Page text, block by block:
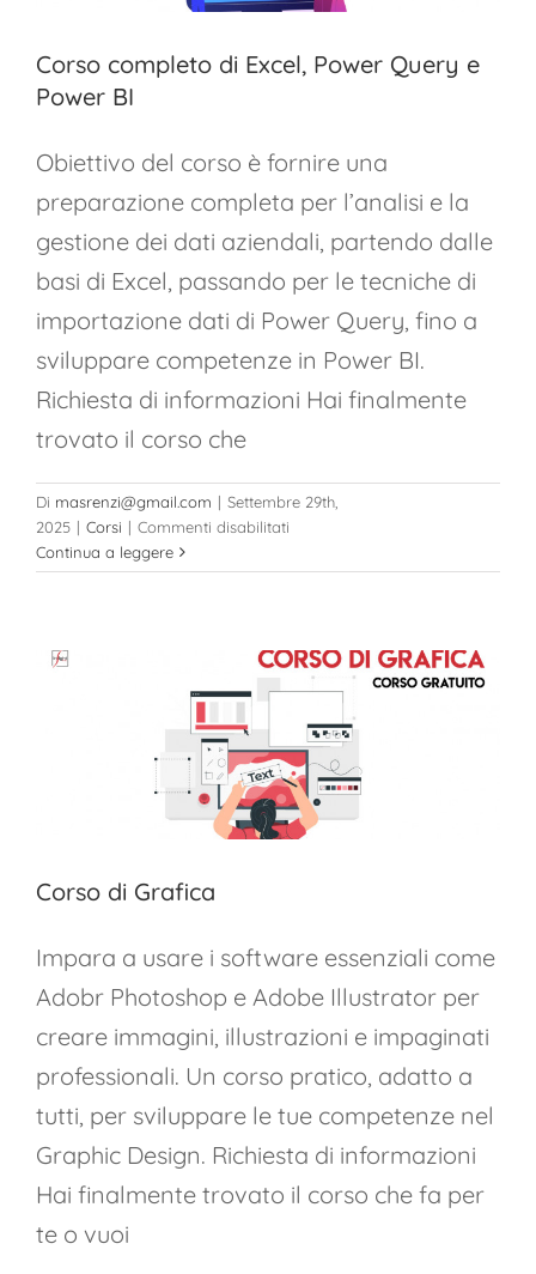
Corso completo di Excel, Power Query e
Power BI
Obiettivo del corso è fornire una
preparazione completa per l’analisi e la
gestione dei dati aziendali, partendo dalle
basi di Excel, passando per le tecniche di
importazione dati di Power Query, fino a
sviluppare competenze in Power BI.
Richiesta di informazioni Hai finalmente
trovato il corso che
Di masrenzi@gmail.com | Settembre 29th,
2025 | Corsi | Commenti disabilitati
completo
Power
Query
Power
BI
Continua a leggere
Corso di Grafica
Impara a usare i software essenziali come
Adobr Photoshop e Adobe Illustrator per
creare immagini, illustrazioni e impaginati
professionali. Un corso pratico, adatto a
tutti, per sviluppare le tue competenze nel
Graphic Design. Richiesta di informazioni
Hai finalmente trovato il corso che fa per
te o vuoi